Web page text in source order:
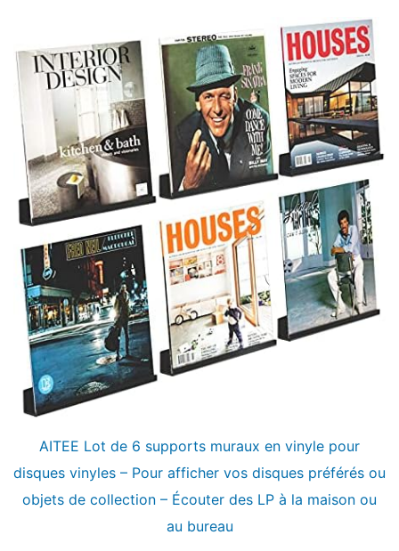
AITEE Lot de 6 supports muraux en vinyle pour
disques vinyles – Pour afficher vos disques préférés ou
objets de collection – Écouter des LP à la maison ou
au bureau